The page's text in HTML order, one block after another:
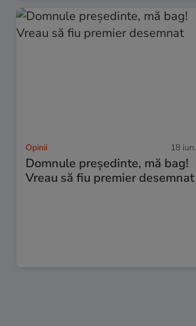
Opinii 18 iun.
Domnule președinte, mă bag!
Vreau să fiu premier desemnat